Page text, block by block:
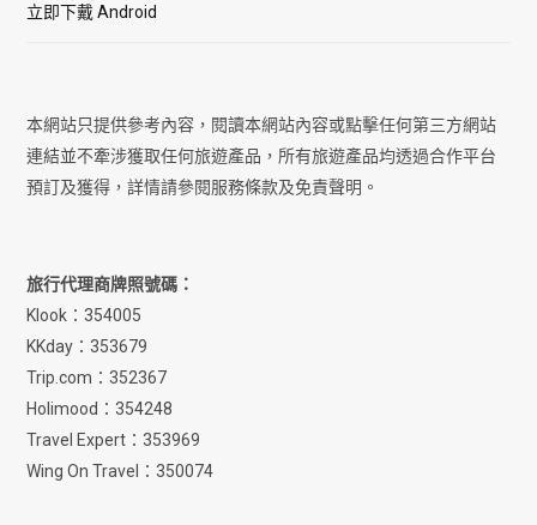
立即下戴 Android
本網站只提供參考內容，閱讀本網站內容或點擊任何第三方網站
連結並不牽涉獲取任何旅遊產品，所有旅遊產品均透過合作平台
預訂及獲得，詳情請參閱服務條款及免責聲明。
旅行代理商牌照號碼：
Klook：354005
KKday：353679
Trip.com：352367
Holimood：354248
Travel Expert：353969
Wing On Travel：350074